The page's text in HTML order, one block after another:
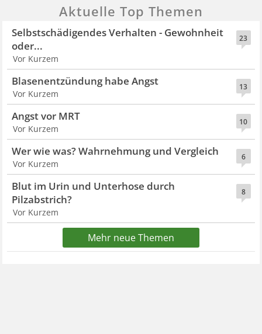
Aktuelle Top Themen
23
Selbstschädigendes Verhalten - Gewohnheit
oder...
Vor Kurzem
13
Blasenentzündung habe Angst
Vor Kurzem
10
Angst vor MRT
Vor Kurzem
6
Wer wie was? Wahrnehmung und Vergleich
Vor Kurzem
8
Blut im Urin und Unterhose durch
Pilzabstrich?
Vor Kurzem
Mehr neue Themen